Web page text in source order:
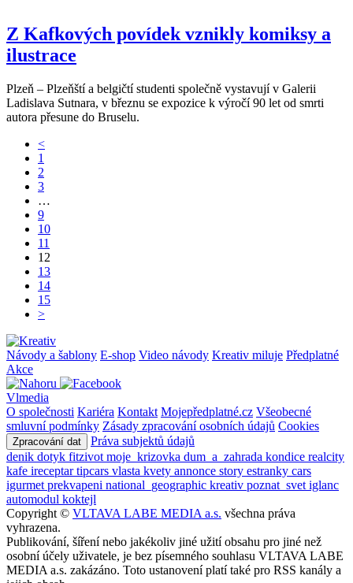
Z Kafkových povídek vznikly komiksy a
ilustrace
Plzeň – Plzeňští a belgičtí studenti společně vystavují v Galerii
Ladislava Sutnara, v březnu se expozice k výročí 90 let od smrti
autora přesune do Bruselu.
<
1
2
3
…
9
10
11
12
13
14
15
>
Návody a šablony E-shop Video návody Kreativ miluje Předplatné
Akce
Vlmedia
O společnosti Kariéra Kontakt Mojepředplatné.cz Všeobecné
smluvní podmínky Zásady zpracování osobních údajů Cookies
Zpracování dat
Práva subjektů údajů
denik dotyk fitzivot moje_krizovka dum_a_zahrada kondice realcity
kafe ireceptartipcars vlasta kvety annonce story estranky cars
igurmet prekvapeni national_geographic kreativ poznat_svet iglanc
automodul koktejl
Copyright © VLTAVA LABE MEDIA a.s. všechna práva
vyhrazena.
Publikování, šíření nebo jakékoliv jiné užití obsahu pro jiné než
osobní účely uživatele, je bez písemného souhlasu VLTAVA LABE
MEDIA a.s. zakázáno. Toto ustanovení platí také pro RSS kanály a